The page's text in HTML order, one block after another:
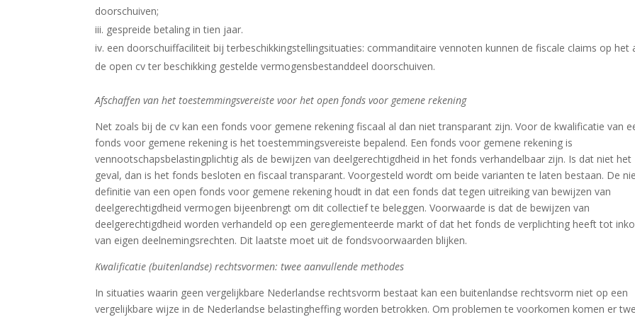
doorschuiven;
gespreide betaling in tien jaar.
een doorschuiffaciliteit bij terbeschikkingstellingsituaties: commanditaire vennoten kunnen de fiscale claims op het
de open cv ter beschikking gestelde vermogensbestanddeel doorschuiven.
Afschaffen van het toestemmingsvereiste voor het open fonds voor gemene rekening
Net zoals bij de cv kan een fonds voor gemene rekening fiscaal al dan niet transparant zijn. Voor de kwalificatie van
fonds voor gemene rekening is het toestemmingsvereiste bepalend. Een fonds voor gemene rekening is
vennootschapsbelastingplichtig als de bewijzen van deelgerechtigdheid in het fonds verhandelbaar zijn. Is dat niet het
geval, dan is het fonds besloten en fiscaal transparant. Voorgesteld wordt om beide varianten te laten bestaan. De
definitie van een open fonds voor gemene rekening houdt in dat een fonds dat tegen uitreiking van bewijzen van
deelgerechtigdheid vermogen bijeenbrengt om dit collectief te beleggen. Voorwaarde is dat de bewijzen van
deelgerechtigdheid worden verhandeld op een gereglementeerde markt of dat het fonds de verplichting heeft tot
van eigen deelnemingsrechten. Dit laatste moet uit de fondsvoorwaarden blijken.
Kwalificatie (buitenlandse) rechtsvormen: twee aanvullende methodes
In situaties waarin geen vergelijkbare Nederlandse rechtsvorm bestaat kan een buitenlandse rechtsvorm niet op een
vergelijkbare wijze in de Nederlandse belastingheffing worden betrokken. Om problemen te voorkomen komen er